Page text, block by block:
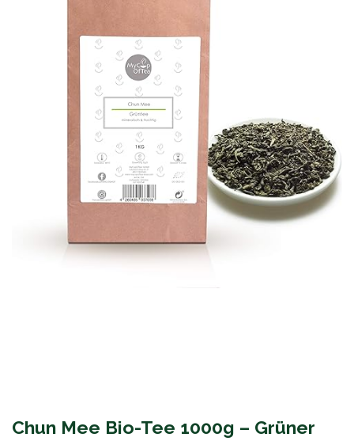
Chun Mee Bio-Tee 1000g – Grüner